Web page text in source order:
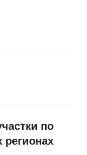
по
регионах